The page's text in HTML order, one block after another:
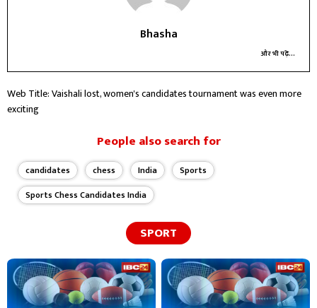
Bhasha
और भी पढ़ें...
Web Title: Vaishali lost, women's candidates tournament was even more
exciting
People also search for
candidates chess India
Sports
Sports Chess Candidates India
SPORT